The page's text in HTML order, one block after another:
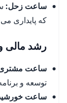
ساعت زحل:
که پایداری
رشد مالی
ساعت
توسعه و
ساعت